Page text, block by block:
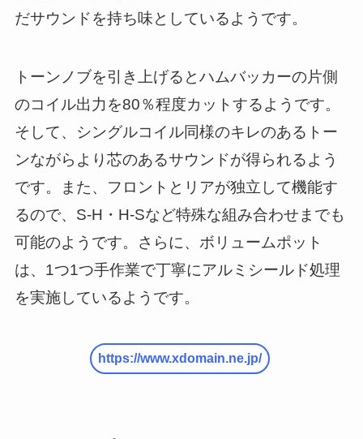
だサウンドを持ち味としているようです。
トーンノブを引き上げるとハムバッカーの片側
のコイル出力を80％程度カットするようです。
そして、シングルコイル同様のキレのあるトー
ンながらより芯のあるサウンドが得られるよう
です。また、フロントとリアが独立して機能す
るので、S-H・H-Sなど特殊な組み合わせまでも
可能のようです。さらに、ボリュームポット
は、1つ1つ手作業で丁寧にアルミシールド処理
を実施しているようです。
https://www.xdomain.ne.jp/